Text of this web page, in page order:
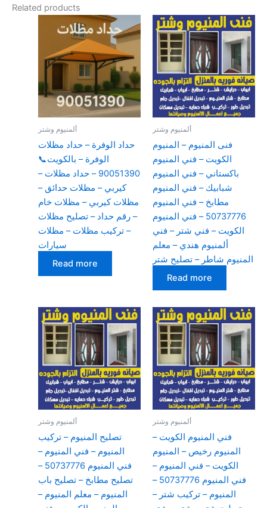
Related products
ألمنيوم وشتر
حداد الوفرة – حداد مظلات
الوفرة – بالكويت📞
90051390 – حداد مظلات –
كيربي – مظلات حدائق –
مظلات كيربي – مظلات خام
– رقم حداد – تصليح مظلات
– تركيب مظلات – مظلات
سيارات
Read more
ألمنيوم وشتر
فنى المنيوم – المنيوم
الكويت – فني المنيوم
باكستاني – فني المنيوم
شبابيك – فني المنيوم
مطابخ – فني المنيوم
50737776 – فني المنيوم
الكويت – فني شتر – فني
ألمنيوم هندي – معلم
المنيوم شاطر – تصليح شتر
Read more
ألمنيوم وشتر
تصليح المنيوم – تركيب
المنيوم – فني المنيوم –
فني المنيوم 50737776 –
تصليح مطابخ – تصليح باب
المنيوم – معلم المنيوم –
ألمنيوم وشتر
فني المنيوم الكويت –
المنيوم رخيص – المنيوم
الكويت – فني المنيوم –
فني المنيوم 50737776 –
المنيوم – تركيب شتر –